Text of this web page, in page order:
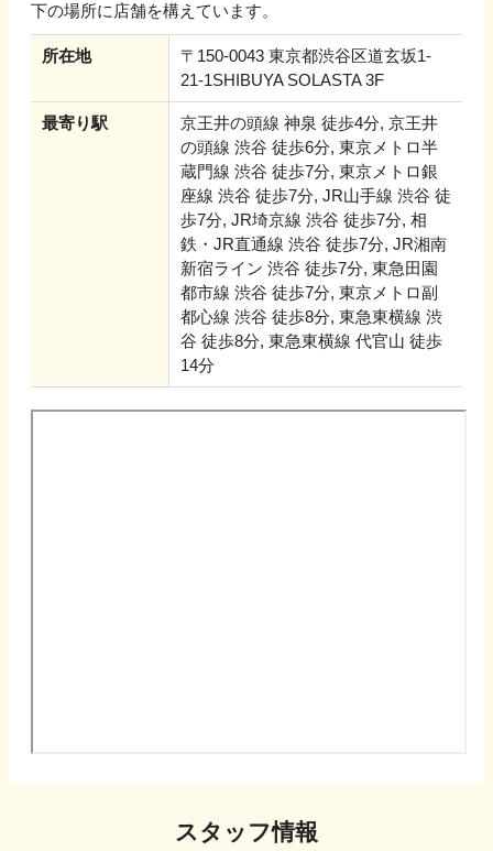
下の場所に店舗を構えています。
所在地
〒150-0043 東京都渋谷区道玄坂1-
21-1SHIBUYA SOLASTA 3F
最寄り駅
京王井の頭線 神泉 徒歩4分, 京王井
の頭線 渋谷 徒歩6分, 東京メトロ半
蔵門線 渋谷 徒歩7分, 東京メトロ銀
座線 渋谷 徒歩7分, JR山手線 渋谷 徒
歩7分, JR埼京線 渋谷 徒歩7分, 相
鉄・JR直通線 渋谷 徒歩7分, JR湘南
新宿ライン 渋谷 徒歩7分, 東急田園
都市線 渋谷 徒歩7分, 東京メトロ副
都心線 渋谷 徒歩8分, 東急東横線 渋
谷 徒歩8分, 東急東横線 代官山 徒歩
14分
スタッフ情報